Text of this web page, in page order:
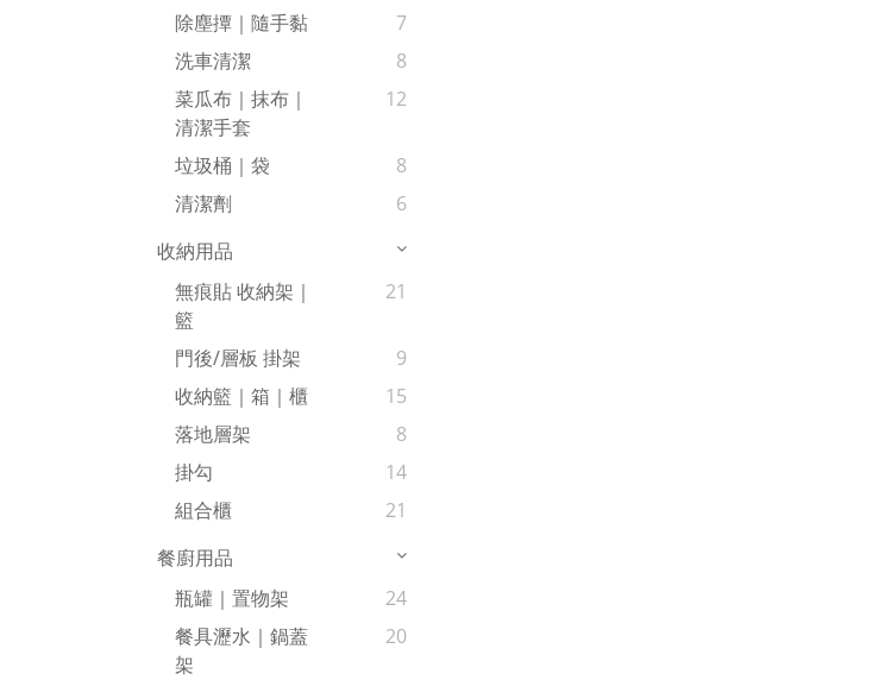
除塵撢｜隨手黏
7
洗車清潔
8
菜瓜布｜抹布｜
清潔手套
12
垃圾桶｜袋
8
清潔劑
6
收納用品
無痕貼 收納架｜
籃
21
門後/層板 掛架
9
收納籃｜箱｜櫃
15
落地層架
8
掛勾
14
組合櫃
21
餐廚用品
瓶罐｜置物架
24
餐具瀝水｜鍋蓋
架
20